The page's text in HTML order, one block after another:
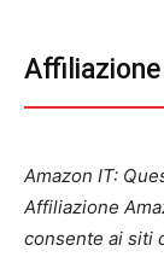
Affiliazione
Amazon IT:
Affiliazione
consente ai siti